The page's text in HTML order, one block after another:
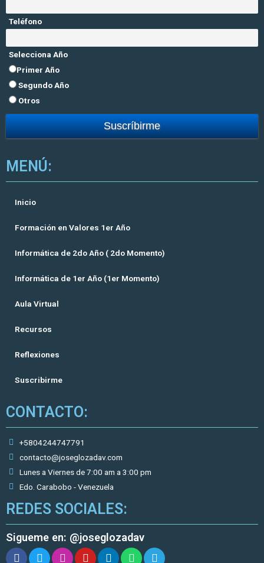
Teléfono
Selecciona Año
Primer Año
Segundo Año
Otros
MENÚ:
Inicio
Formación en Valores 1er Año
Informática de 2do Año ( 2do Momento)
Informática de 1er Año (1er Momento)
Aula Virtual
Recursos
Reflexiones
Suscribirme
CONTACTO:
+5804244747791
contacto@joseglozadav.com
Lunes a Viernes de 7:00 am a 3:00 pm
Edo. Carabobo - Venezuela
REDES SOCIALES:
Sigueme en: @joseglozadav